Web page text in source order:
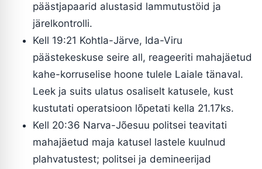
päästjapaarid alustasid lammutustöid ja
järelkontrolli.
Kell 19:21 Kohtla-Järve, Ida-Viru
päästekeskuse seire all, reageeriti mahajäetud
kahe-korruselise hoone tulele Laiale tänaval.
Leek ja suits ulatus osaliselt katusele, kust
kustutati operatsioon lõpetati kella 21.17ks.
Kell 20:36 Narva-Jõesuu politsei teavitati
mahajäetud maja katusel lastele kuulnud
plahvatustest; politsei ja demineerijad